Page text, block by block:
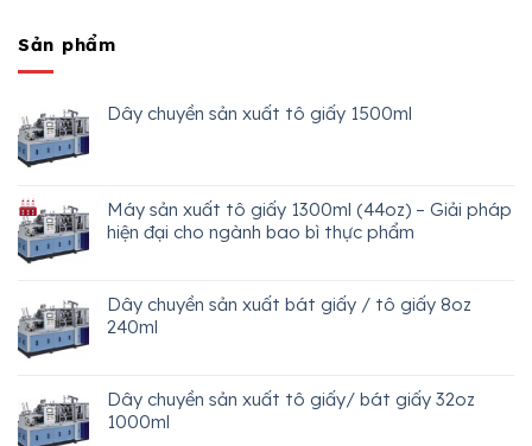
Sản phẩm
Dây chuyền sản xuất tô giấy 1500ml
Máy sản xuất tô giấy 1300ml (44oz) – Giải pháp
hiện đại cho ngành bao bì thực phẩm
Dây chuyền sản xuất bát giấy / tô giấy 8oz
240ml
Dây chuyền sản xuất tô giấy/ bát giấy 32oz
1000ml